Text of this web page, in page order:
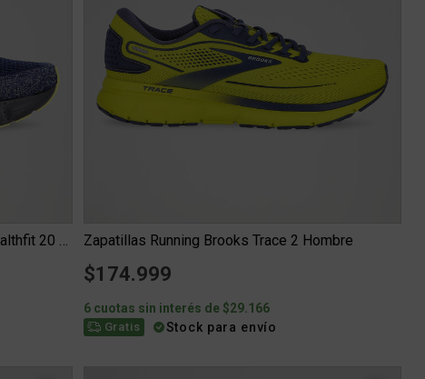
Zapatillas Running Brooks Glycerin Stealthfit 20 Hombre Zapatillas Running Brooks Trace 2 Hombre
$174.999
6 cuotas sin interés de $29.166
Gratis Stock para envío